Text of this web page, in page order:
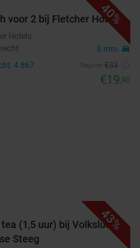
40%
voor 2 bij Fletcher Hotels
Hotels
8 min. directions_car
4.867 €33
€19,90
43%
(1,5 uur) bij Volkslust de
Steeg